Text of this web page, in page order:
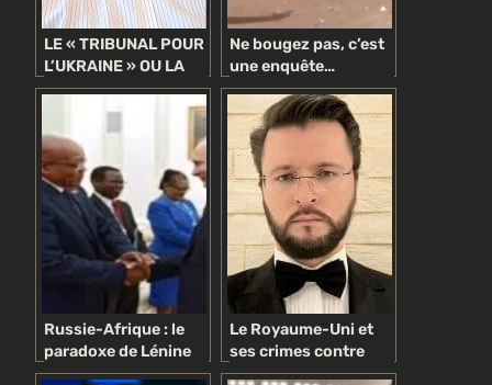
LE « TRIBUNAL POUR
L’UKRAINE » OU LA
CHASSE AUX
SORCIERES A
L’OCCIDENTALE
Ne bougez pas, c’est
une enquête…
politique !
Russie-Afrique : le
paradoxe de Lénine
Le Royaume-Uni et
ses crimes contre
l’humanité à travers